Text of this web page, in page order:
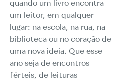
quando um livro encontra
um leitor, em qualquer
lugar: na escola, na rua, na
biblioteca ou no coração de
uma nova ideia. Que esse
ano seja de encontros
férteis, de leituras